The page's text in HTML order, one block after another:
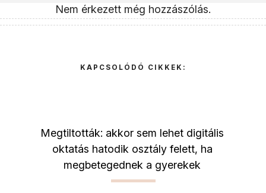
Nem érkezett még hozzászólás.
KAPCSOLÓDÓ CIKKEK:
Megtiltották: akkor sem lehet digitális
oktatás hatodik osztály felett, ha
megbetegednek a gyerekek